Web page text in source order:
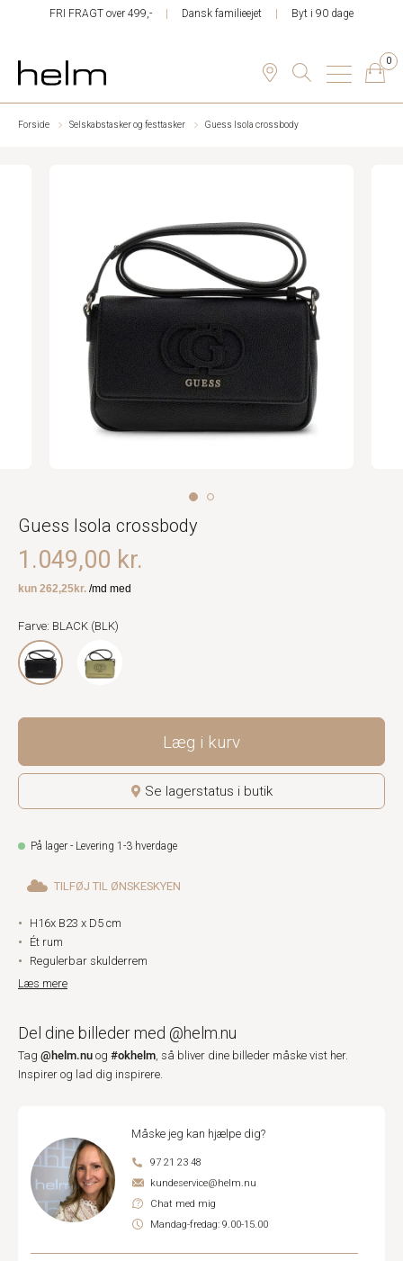
FRI FRAGT over 499,- Dansk familieejet Byt i 90 dage
0
Forside Selskabstasker og festtasker Guess Isola crossbody
Guess Isola crossbody
1.049,00 kr.
Farve: BLACK (BLK)
Læg i kurv
Se lagerstatus i butik
På lager - Levering 1-3 hverdage
TILFØJ TIL ØNSKESKYEN
H16x B23 x D5 cm
Ét rum
Regulerbar skulderrem
Læs mere
Del dine billeder med @helm.nu
Tag @helm.nu og #okhelm, så bliver dine billeder måske vist her.
Inspirer og lad dig inspirere.
Måske jeg kan hjælpe dig?
97 21 23 48
kundeservice@helm.nu
Chat med mig
Mandag-fredag: 9.00-15.00